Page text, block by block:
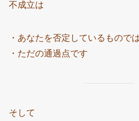
不成立は
・あなたを否定しているもので
・ただの通過点です
そして